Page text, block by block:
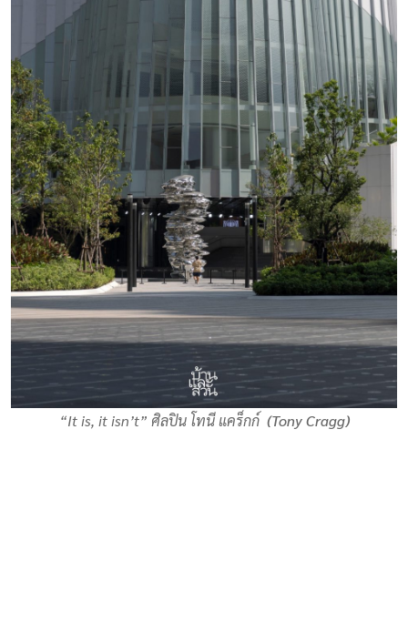
“It is, it isn’t” ศิลปิน โทนี แคร็กก์ (Tony Cragg)